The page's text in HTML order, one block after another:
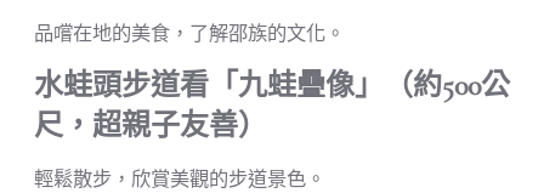
品嚐在地的美食，了解邵族的文化。
水蛙頭步道看「九蛙疊像」（約500公
尺，超親子友善）
輕鬆散步，欣賞美觀的步道景色。